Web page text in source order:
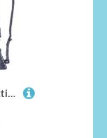
Star Wars The Vintage Collection Stormtrooper - Mimban 3.75 inch Action Figure